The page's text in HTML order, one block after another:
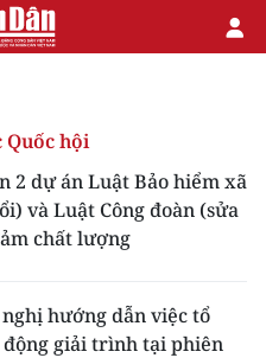
hội
2 dự án Luật Bảo hiểm xã
và Luật Công đoàn (sửa
chất lượng
hướng dẫn việc tổ
động giải trình tại phiên